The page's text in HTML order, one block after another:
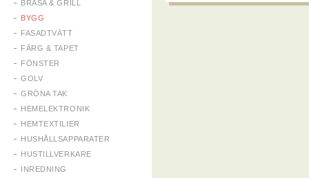
BRASA & GRILL
BYGG
FASADTVÄTT
FÄRG & TAPET
FÖNSTER
GOLV
GRÖNA TAK
HEMELEKTRONIK
HEMTEXTILIER
HUSHÅLLSAPPARATER
HUSTILLVERKARE
INREDNING